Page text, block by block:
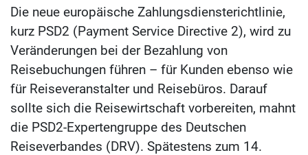
Die neue europäische Zahlungsdiensterichtlinie,
kurz PSD2 (Payment Service Directive 2), wird zu
Veränderungen bei der Bezahlung von
Reisebuchungen führen – für Kunden ebenso wie
für Reiseveranstalter und Reisebüros. Darauf
sollte sich die Reisewirtschaft vorbereiten, mahnt
die PSD2-Expertengruppe des Deutschen
Reiseverbandes (DRV). Spätestens zum 14.